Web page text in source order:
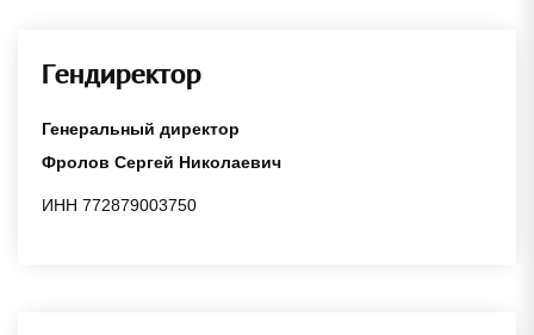
Гендиректор
Генеральный директор
Фролов Сергей Николаевич
ИНН 772879003750